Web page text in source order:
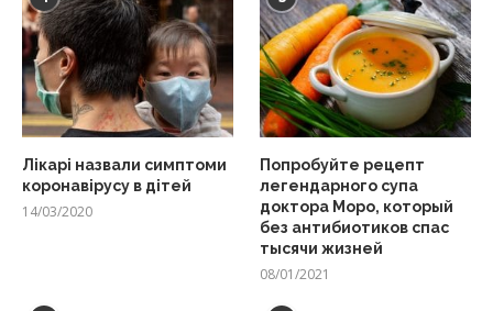
Лікарі назвали симптоми
коронавірусу в дітей
14/03/2020
Попробуйте рецепт
легендарного супа
доктора Моро, который
без антибиотиков спас
тысячи жизней
08/01/2021